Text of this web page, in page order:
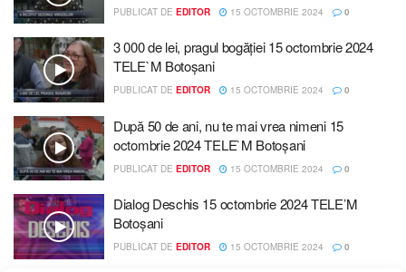
PUBLICAT DE EDITOR 15 OCTOMBRIE 2024 0
3 000 de lei, pragul bogăției 15 octombrie 2024
TELE`M Botoșani
PUBLICAT DE EDITOR 15 OCTOMBRIE 2024 0
După 50 de ani, nu te mai vrea nimeni 15
octombrie 2024 TELE`M Botoșani
PUBLICAT DE EDITOR 15 OCTOMBRIE 2024 0
Dialog Deschis 15 octombrie 2024 TELE’M
Botoșani
PUBLICAT DE EDITOR 15 OCTOMBRIE 2024 0